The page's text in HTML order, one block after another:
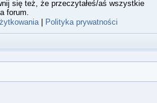
się też, że przeczytałeś/aś wszystkie
forum.
| Polityka prywatności